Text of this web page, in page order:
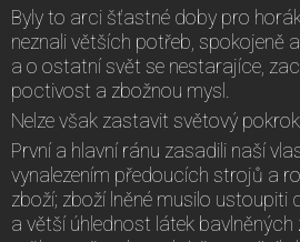
Byly to arci šťastné doby pro
neznali větších potřeb, spokojeně
a o ostatní svět se nestarajíce,
poctivost a zbožnou mysl.
Nelze však zastavit světový pokrok.
První a hlavní ránu zasadili naší
vynalezením předoucích strojů a
zboží; zboží lněné musilo ustoupiti
a větší úhlednost látek